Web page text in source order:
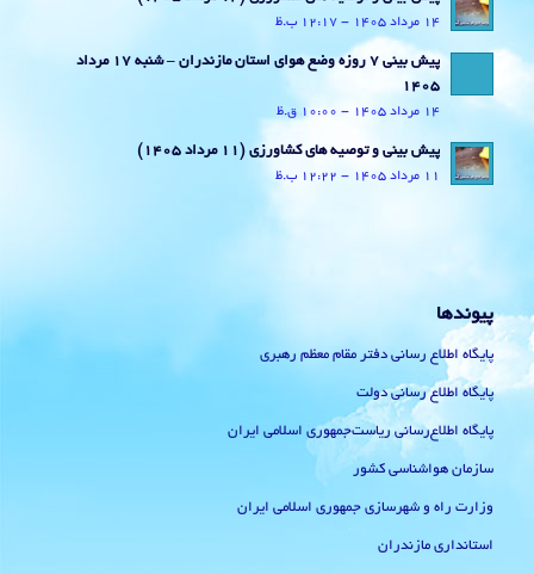
14 مرداد 1405 - 12:17 ب.ظ
پیش بینی 7 روزه وضع هوای استان مازندران – شنبه 17 مرداد
1405
14 مرداد 1405 - 10:00 ق.ظ
پیش بینی و توصیه های کشاورزی (11 مرداد ۱۴۰۵)
11 مرداد 1405 - 12:22 ب.ظ
پیوندها
پایگاه اطلاع رسانی دفتر مقام معظم رهبری
پایگاه اطلاع رسانی دولت
پایگاه اطلاع‌رسانی ریاست‌جمهوری اسلامی ایران
سازمان هواشناسی کشور
وزارت راه و شهرسازی جمهوری اسلامی ایران
استانداری مازندران